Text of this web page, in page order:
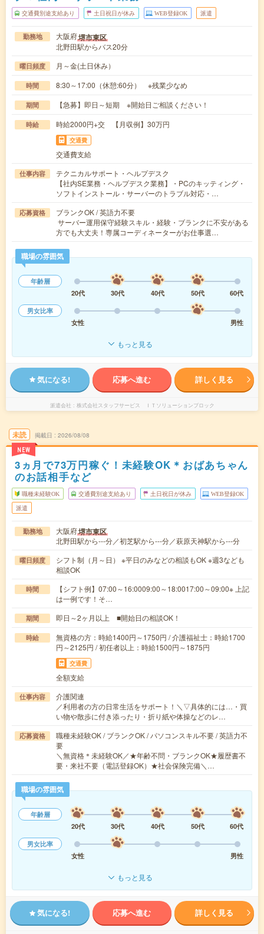
交通費別途支給あり 土日祝日が休み WEB登録OK 派遣
勤務地 大阪府堺市東区
北野田駅からバス20分
曜日頻度 月～金(土日休み）
時間 8:30～17:00（休憩:60分） ※残業少なめ
期間 【急募】即日～短期 ※開始日ご相談ください！
時給 時給2000円+交 【月収例】30万円
交通費
交通費支給
仕事内容
テクニカルサポート・ヘルプデスク
【社内SE業務・ヘルプデスク業務】・PCのキッティング・
ソフトインストール・サーバーのトラブル対応・…
応募資格
ブランクOK / 英語力不要
サーバー運用保守経験スキル・経験・ブランクに不安がある
方でも大丈夫！専属コーディネーターがお仕事選…
職場の雰囲気
年齢層
20代
30代 40代 50代
60代
男女比率
女性
男性
もっと見る
気になる! 応募へ進む 詳しく見る
派遣会社 株式会社スタッフサービス ＩＴソリューションブロック
未読
NEW
掲載日 2026/08/08
3ヵ月で73万円稼ぐ！未経験OK＊おばあちゃん
のお話相手など
職種未経験OK 交通費別途支給あり 土日祝日が休み WEB登録OK
派遣
勤務地 大阪府堺市東区
北野田駅から---分／初芝駅から---分／萩原天神駅から---分
曜日頻度
シフト制（月～日） ※平日のみなどの相談もOK ※週3なども
相談OK
時間
【シフト例】07:00～16:0009:00～18:0017:00～09:00※ 上記
は一例です！そ…
期間 即日～2ヶ月以上 ■開始日の相談OK！
時給
無資格の方：時給1400円～1750円 / 介護福祉士：時給1700
円～2125円 / 初任者以上：時給1500円～1875円
交通費
全額支給
仕事内容
介護関連
／利用者の方の日常生活をサポート！＼▽具体的には…・買
い物や散歩に付き添ったり・折り紙や体操などのレ…
応募資格
職種未経験OK / ブランクOK / パソコンスキル不要 / 英語力不
要
＼無資格＊未経験OK／★年齢不問・ブランクOK★履歴書不
要・来社不要（電話登録OK）★社会保険完備＼…
職場の雰囲気
年齢層
20代
30代 40代 50代
60代
男女比率
女性
男性
もっと見る
気になる! 応募へ進む 詳しく見る